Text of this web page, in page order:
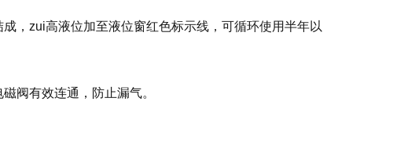
，zui高液位加至液位窗红色标示线，可循环使用半年以
阀有效连通，防止漏气。